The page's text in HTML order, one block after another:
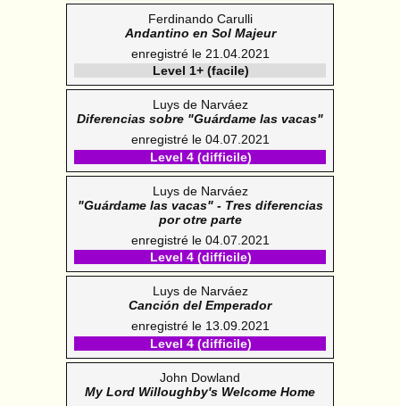
Ferdinando Carulli
Andantino en Sol Majeur
enregistré le 21.04.2021
Level 1+ (facile)
Luys de Narváez
Diferencias sobre "Guárdame las vacas"
enregistré le 04.07.2021
Level 4 (difficile)
Luys de Narváez
"Guárdame las vacas" - Tres diferencias
por otre parte
enregistré le 04.07.2021
Level 4 (difficile)
Luys de Narváez
Canción del Emperador
enregistré le 13.09.2021
Level 4 (difficile)
John Dowland
My Lord Willoughby's Welcome Home